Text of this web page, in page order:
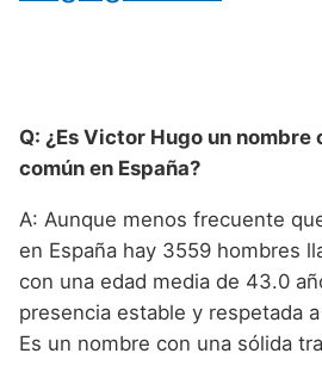
Q: ¿Es Victor Hugo un nombre
común en España?
A: Aunque menos frecuente
en España hay 3559 hombres
con una edad media de 43.0
presencia estable y respetada
Es un nombre con una sólida